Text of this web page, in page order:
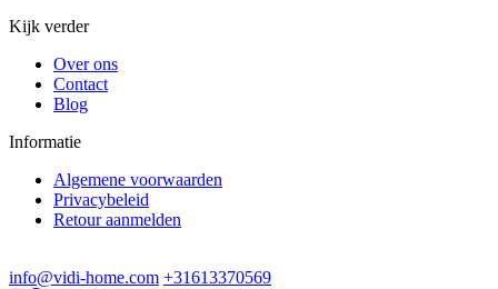
Kijk verder
Over ons
Contact
Blog
Informatie
Algemene voorwaarden
Privacybeleid
Retour aanmelden
info@vidi-home.com +31613370569